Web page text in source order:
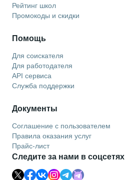
Рейтинг школ
Промокоды и скидки
Помощь
Для соискателя
Для работодателя
API сервиса
Служба поддержки
Документы
Соглашение с пользователем
Правила оказания услуг
Прайс-лист
Следите за нами в соцсетях